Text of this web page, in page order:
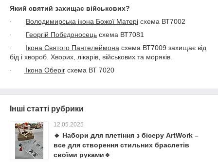
Який святий захищає військових?
· Володимирська ікона Божої Матері схема ВТ7002
· Георгій Побєдоносець схема ВТ7081
· Ікона Святого Пантелеймона схема ВТ7009 захищає від
бід і хвороб. Хворих, лікарів, військових та моряків.
·
Ікона Оберіг схема ВТ 7020
Інші статті рубрики
12.05.2025
🔹 Набори для плетіння з бісеру ArtWork –
все для створення стильних браслетів
своїми руками🔹